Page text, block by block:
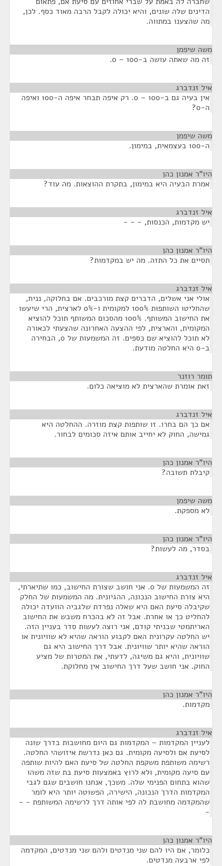
הדינים שלה שונים, והיא יכולה לקבל הרבה מאוד כסף. לכן,
מה שהצענו במתווה.
משה שיפמן
זה מה שאתה עושה ב-100 – 0.
איל זנדברג
אין בעיה גם ב-100 – 0. רק איפה תבחר איפה ה-100 ואיפה
ה-0?
משה שיפמן
ה-100 בעצמאית, במימון.
היו"ר אמנון כהן
אמרת הבעיה היא במימון, בתקרת ההוצאות. מה עוד?
איל זנדברג
יש מקדמות, הכנסות, - - -
היו"ר אמנון כהן
תסיים את כל התזה. מה יש במקדמות?
איל זנדברג
אולי אני אשלים, הדברים קצת מורכבים. אם בחלוקה, נניח,
שהחליטו השותפות 100% למקומית ו-0% לארצית, הרי שיעשו
את החישוב המשותף. 100% מהסכום המשותף תוכל להוציא
המקומית, והארצית, לפי ההצעה האחרונה שהצעתי לכאורה
לא תוכל להוציא שם כספים. זה המשמעות של 0, הבחירה
ב-0 היא החלטה מודעת.
תומר רוזנר
זאת אומרת שהארצית לא מוציאה כלום.
איל זנדברג
אם כך הם בחרו. זו שותפות קצת מוזרה. ההחלטה היא
גמישה, החוק לא יחייב אותם איזה סכומים לבחור.
היו"ר אמנון כהן
קיבלת תשובה?
משה שיפמן
לא מספקת.
היו"ר אמנון כהן
בסדר, מה לעשות?
איל זנדברג
זה המשמעות של 0. אני חושב שצורת החישוב, כמו שתיארתי,
היא צורת החישוב הנכונה, ההגיונית. מה המשמעות של החלק
שקיבלה סיעת האם היא שאלה נפרדת שלגביה הוועדה יכולה
להחליט כך או אחרת. אבל זה לא בהכרח משבש את החישוב
האריתמטי שבניתי קודם, אני רוצה לעשות סדר בעניין הזה.
יש החלטה עקרונית האם לקבוע הוראה שהיא לא שוויונית או
הוראה שהיא יותר שוויונית. אבל דרך החישוב היא גם
שוויונית, והיא גם משיגה, לדעתי, את המטרות של מציע
החוק. אני חושב שעל דרך החישוב אין מחלוקת.
היו"ר אמנון כהן
מקדמות.
איל זנדברג
לעניין המקדמות – המקדמות גם היום מחושבות בדרך שונה
לסיעת אם ולסיעה מקומית. גם כאן נדרשת איזושהי החלטה.
רשימה משותפת משקפת החלטה של סיעת האם להיות שותפה
עם סיעה מקומית, ולא לרוץ באמצעות סיעת בת שזה משהו
שהוא בתחום הפנימי שלה. משכך, אנחנו חושבים שגם לגבי
המקדמות הדרך הנכונה, הישירה, הפשוטה יותר היא לומר
שהמקדמה מחושבת לה לפי אותה דרך לרשימה המשותפת - -
-
היו"ר אמנון כהן
כלומר, אם היו להם שני מנדטים ולהם שני מנדטים, המקדמה
לפי ארבעה מנדטים.